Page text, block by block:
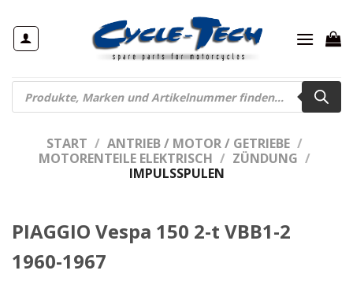
Inhalt
springen
Products
search
START / ANTRIEB / MOTOR / GETRIEBE /
MOTORENTEILE ELEKTRISCH / ZÜNDUNG /
IMPULSSPULEN
PIAGGIO Vespa 150 2-t VBB1-2
1960-1967